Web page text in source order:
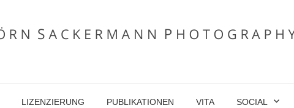
LIZENZIERUNG PUBLIKATIONEN VITA SOCIAL